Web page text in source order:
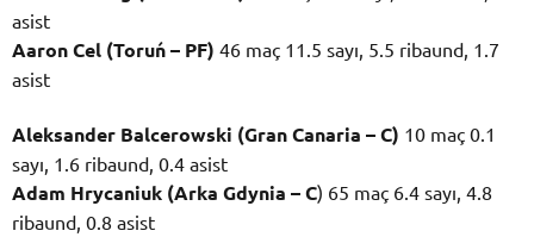
asist
Aaron Cel (Toruń – PF) 46 maç 11.5 sayı, 5.5 ribaund, 1.7
asist
Aleksander Balcerowski (Gran Canaria – C) 10 maç 0.1
sayı, 1.6 ribaund, 0.4 asist
Adam Hrycaniuk (Arka Gdynia – C) 65 maç 6.4 sayı, 4.8
ribaund, 0.8 asist